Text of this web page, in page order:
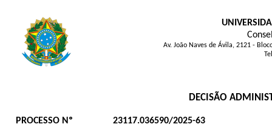
Av. João Naves de Ávila, 2121 -
DECISÃO
PROCESSO Nº
23117.036590/2025-63